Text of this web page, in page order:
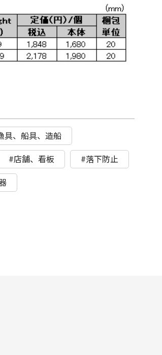
具、船具、造船
#店舗、看板
#落下防止